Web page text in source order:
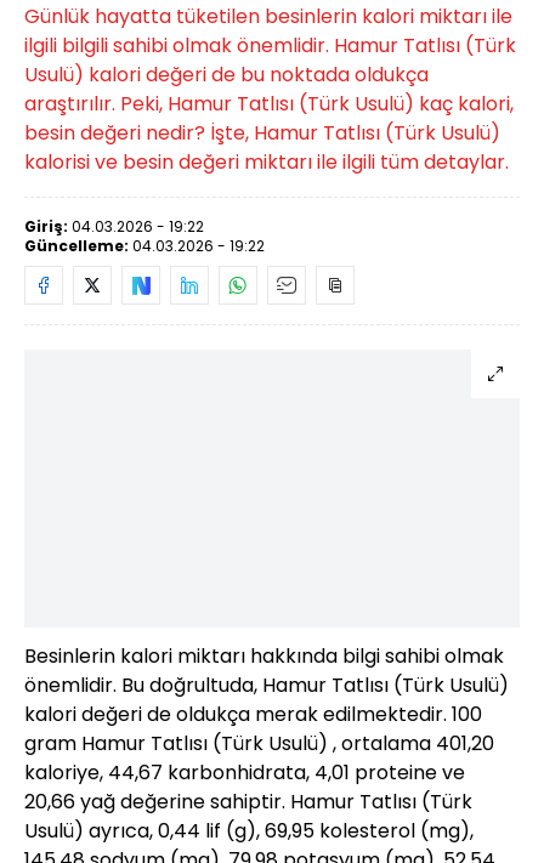
Günlük hayatta tüketilen besinlerin kalori miktarı ile
ilgili bilgili sahibi olmak önemlidir. Hamur Tatlısı (Türk
Usulü) kalori değeri de bu noktada oldukça
araştırılır. Peki, Hamur Tatlısı (Türk Usulü) kaç kalori,
besin değeri nedir? İşte, Hamur Tatlısı (Türk Usulü)
kalorisi ve besin değeri miktarı ile ilgili tüm detaylar.
Giriş: 04.03.2026 - 19:22
Güncelleme: 04.03.2026 - 19:22
Besinlerin kalori miktarı hakkında bilgi sahibi olmak
önemlidir. Bu doğrultuda, Hamur Tatlısı (Türk Usulü)
kalori değeri de oldukça merak edilmektedir. 100
gram Hamur Tatlısı (Türk Usulü) , ortalama 401,20
kaloriye, 44,67 karbonhidrata, 4,01 proteine ve
20,66 yağ değerine sahiptir. Hamur Tatlısı (Türk
Usulü) ayrıca, 0,44 lif (g), 69,95 kolesterol (mg),